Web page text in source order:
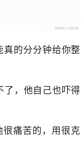
真的分分钟给你整
了，他自己也吓得
痛苦的，用很克